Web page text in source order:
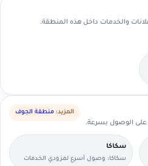
والخدمات داخل هذه المنطقة.
الوصول بسرعة.
المزيد: منطقة الجوف
سكاكا
سكاكا: وصول أسرع لمزودي الخدمات